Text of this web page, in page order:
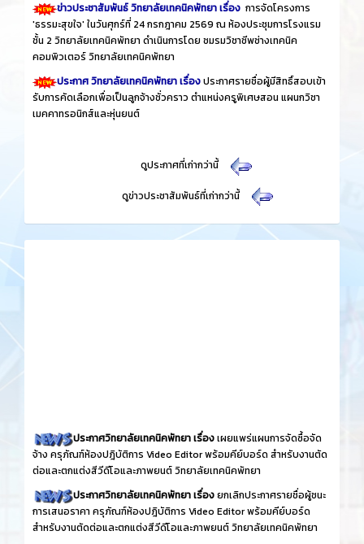
ข่าวประชาสัมพันธ์ วิทยาลัยเทคนิคพัทยา เรื่อง การจัดโครงการ
'ธรรมะสุขใจ' ในวันศุกร์ที่ 24 กรกฎาคม 2569 ณ ห้องประชุมการโรงแรม
ชั้น 2 วิทยาลัยเทคนิคพัทยา ดำเนินการโดย ชมรมวิชาชีพช่างเทคนิค
คอมพิวเตอร์ วิทยาลัยเทคนิคพัทยา
ประกาศ วิทยาลัยเทคนิคพัทยา เรื่องประกาศรายชื่อผู้มีสิทธิ์สอบเข้า
รับการคัดเลือกเพื่อเป็นลูกจ้างชั่วคราว ตำแหน่งครูพิเศษสอน แผนกวิชา
เมคคาทรอนิกส์และหุ่นยนต์
ดูประกาศที่เก่ากว่านี้
ดูข่าวประชาสัมพันธ์ที่เก่ากว่านี้
ประกาศวิทยาลัยเทคนิคพัทยา เรื่องเผยแพร่แผนการจัดซื้อจัด
จ้าง ครุภัณฑ์ห้องปฎิบัติการ Video Editor พร้อมคีย์บอร์ด สำหรับงานตัด
ต่อและตกแต่งสีวีดีโอและภาพยนต์ วิทยาลัยเทคนิคพัทยา
ประกาศวิทยาลัยเทคนิคพัทยา เรื่องยกเลิกประกาศรายชื่อผู้ชนะ
การเสนอราคา ครุภัณฑ์ห้องปฎิบัติการ Video Editor พร้อมคีย์บอร์ด
สำหรับงานตัดต่อและตกแต่งสีวีดีโอและภาพยนต์ วิทยาลัยเทคนิคพัทยา